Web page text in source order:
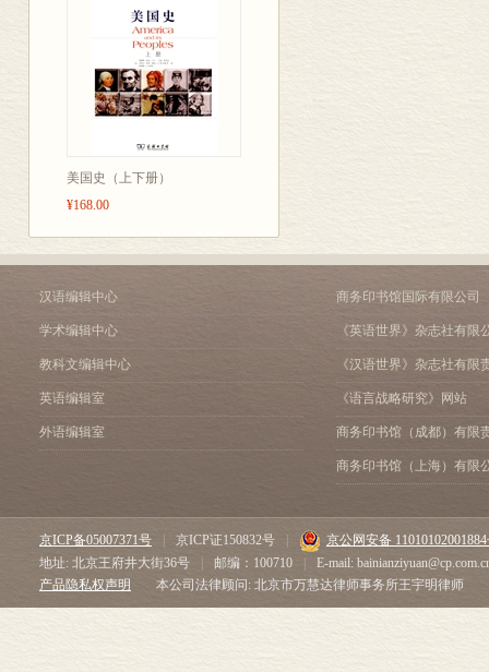
美国史（上下册）
¥168.00
汉语编辑中心
学术编辑中心
教科文编辑中心
英语编辑室
外语编辑室
商务印书馆国际有限公司
《英语世界》杂志社有限
《汉语世界》杂志社有限
《语言战略研究》网站
商务印书馆（成都）有限
商务印书馆（上海）有限
京ICP备05007371号 京ICP证150832号
京公网安备
地址: 北京王府井大街36号
邮编：100710
E-mail:
产品隐私权声明
本公司法律顾问: 北京市万慧达律师事务所王宇明律师